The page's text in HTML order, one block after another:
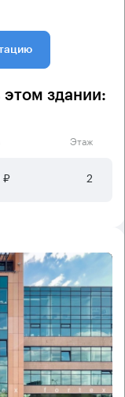
здании:
Этаж
2